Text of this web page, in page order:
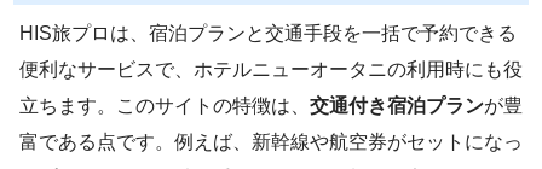
HIS旅プロは、宿泊プランと交通手段を一括で予約できる
便利なサービスで、ホテルニューオータニの利用時にも役
立ちます。このサイトの特徴は、 交通付き宿泊プランが豊
富である点です。例えば、新幹線や航空券がセットになっ